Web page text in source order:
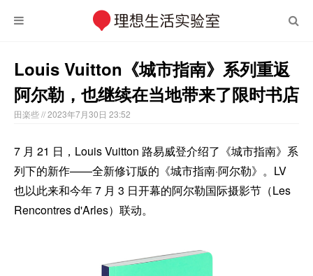
Louis Vuitton《城市指南》系列重返
阿尔勒，也继续在当地带来了限时书店
田楽些// 2023年7月30日 23:52
7 月 21 日，Louis Vuitton 路易威登介绍了《城市指南》系
列下的新作——全新修订版的《城市指南·阿尔勒》。LV
也以此来和今年 7 月 3 日开幕的阿尔勒国际摄影节（Les
Rencontres d'Arles）联动。